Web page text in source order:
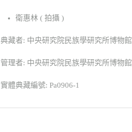
衛惠林 ( 拍攝 )
典藏者: 中央研究院民族學研究所博物館
管理者: 中央研究院民族學研究所博物館
實體典藏編號: Pa0906-1